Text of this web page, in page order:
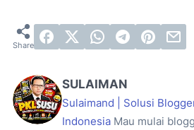
SULAIMAN
Sulaimand | Solusi
Indonesia Mau mulai